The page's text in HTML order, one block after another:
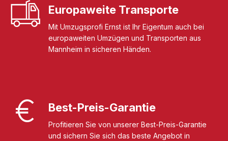
Europaweite Transporte
Mit Umzugsprofi Ernst ist Ihr Eigentum auch bei
europaweiten Umzügen und Transporten aus
Mannheim in sicheren Händen.
Best-Preis-Garantie
Profitieren Sie von unserer Best-Preis-Garantie
und sichern Sie sich das beste Angebot in